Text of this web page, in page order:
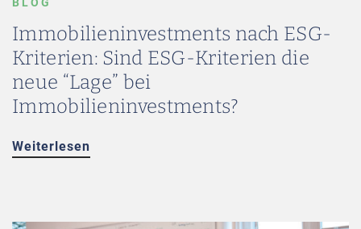
Immobilieninvestments nach ESG-
Kriterien: Sind ESG-Kriterien die
neue “Lage” bei
Immobilieninvestments?
Weiterlesen